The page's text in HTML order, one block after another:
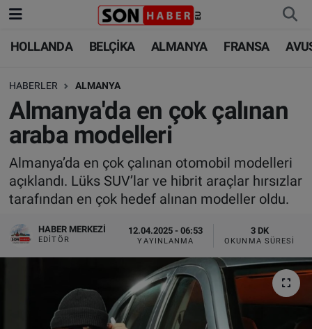
HOLLANDA BELÇİKA ALMANYA FRANSA
HABERLER ALMANYA
Almanya'da en çok çalınan
araba modelleri
Almanya’da en çok çalınan otomobil modelleri
açıklandı. Lüks SUV’lar ve hibrit araçlar hırsızlar
tarafından en çok hedef alınan modeller oldu.
HABER MERKEZI
EDITÖR
12.04.2025 - 06:53
YAYINLANMA
3 DK
OKUNMA SÜRESI
HOLLANDA
BELÇİKA
ALMANYA
FRANSA
AVUSTURYA
SAĞLIK - YAŞAM
HOLLANDA
BELÇİKA
ALMANYA
TÜRKİYE
DÜNYA
BİLİM-TEKNOLOJİ
FOTO GALERİ
Nöbetçi Eczaneler
Hava Durumu
Trafik Durumu
Süper Lig Puan Durumu ve Fikstür
Tüm Manşetler
Son Dakika Haberleri